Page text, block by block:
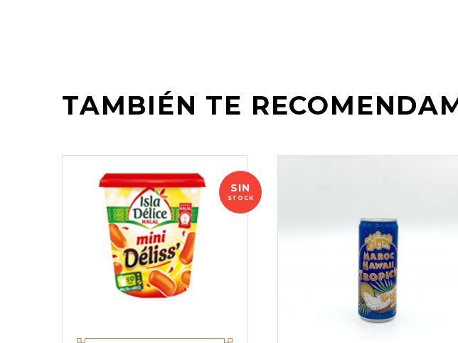
TAMBIÉN TE
SIN
STOCK